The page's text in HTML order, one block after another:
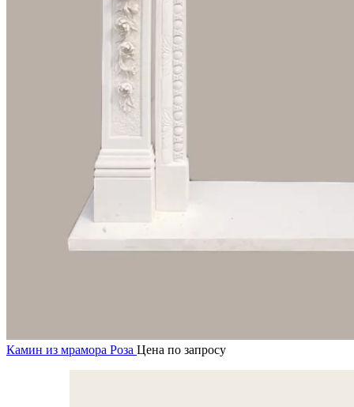
Камин из мрамора Роза Цена по запросу